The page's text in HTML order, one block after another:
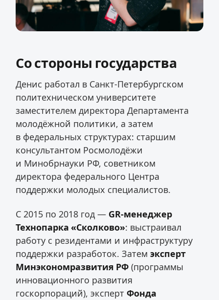
Со стороны государства
Денис работал в Санкт-Петербургском
политехническом университете
заместителем директора Департамента
молодёжной политики, а затем
в федеральных структурах: старшим
консультантом Росмолодёжи
и Минобрнауки РФ, советником
директора федерального Центра
поддержки молодых специалистов.
С 2015 по 2018 год — GR-менеджер
Технопарка «Сколково»: выстраивал
работу с резидентами и инфраструктуру
поддержки разработок. Затем эксперт
Минэкономразвития РФ (программы
инновационного развития
госкорпораций), эксперт Фонда